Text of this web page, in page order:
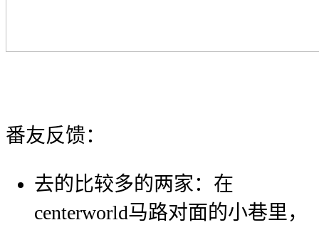
番友反馈：
去的比较多的两家：在
centerworld马路对面的小巷里，